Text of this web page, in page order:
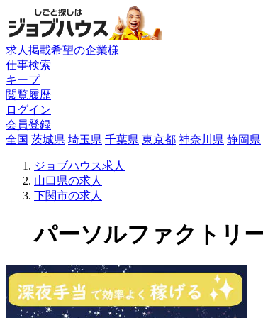
求人掲載希望の企業様
仕事検索
キープ
閲覧履歴
ログイン
会員登録
全国 茨城県 埼玉県 千葉県 東京都 神奈川県 静岡県
ジョブハウス求人
山口県の求人
下関市の求人
パーソルファクトリ